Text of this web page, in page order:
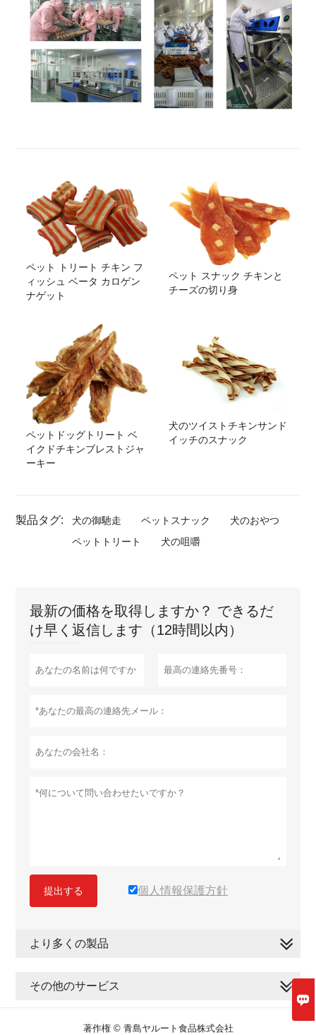

ペット トリート チキン フ
ィッシュ ベータ カロゲン
ナゲット
ペット スナック チキンと
チーズの切り身
ペットドッグトリート ベ
イクドチキンブレストジャ
ーキー
犬のツイストチキンサンド
イッチのスナック
製品タグ: 犬の御馳走 ペットスナック
犬のおやつ
ペットトリート
犬の咀嚼
最新の価格を取得しますか？ できるだ
け早く返信します（12時間以内）
提出する 個人情報保護方針
より多くの製品
その他のサービス
著作権 © 青島ヤルート食品株式会社